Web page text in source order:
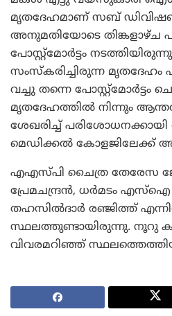
മൃതദേഹമാണ് സബ് ഡിവിഷണല്‍
അനുമതിയോടെ തിങ്കളാഴ്ച
പോസ്റ്റ്മോര്‍ട്ടം
സംസ്‌കരിച്ചിരുന്ന
വച്ചു തന്നെ പോസ്റ്റ്മോര്‍ട്ടം
മൃതദേഹത്തില്‍ നിന്നും
ശേഖരിച്ച്
മെഡിക്കല്‍ കോളജിലേക്ക്
എഎസ്പി ചൈത്ര തേരേസ
പ്രേമചന്ദ്രന്‍, ധര്‍മടം
തഹസില്‍ദാര്‍ രഞ്ജിത്ത്
സ്ഥലത്തുണ്ടായിരുന്നു. നൂറു
വിവരമറിഞ്ഞ്